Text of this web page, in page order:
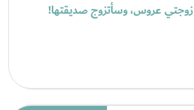
زوجتي عروس، وسأتزوج صديقتها!